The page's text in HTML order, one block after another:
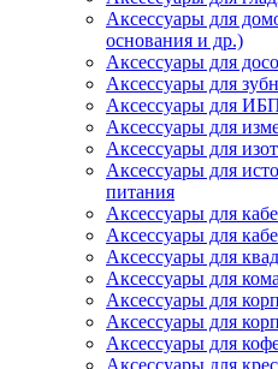
Аксессуары для
основания и др.)
Аксессуары для
Аксессуары для
Аксессуары для
Аксессуары для
Аксессуары для
Аксессуары для
питания
Аксессуары для
Аксессуары для
Аксессуары для
Аксессуары для
Аксессуары для
Аксессуары для
Аксессуары для
Аксессуары для